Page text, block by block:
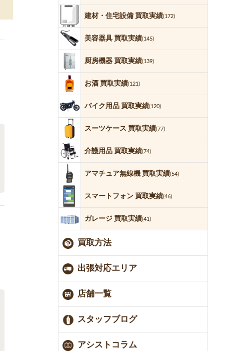
建材・住宅設備 買取実績(172)
美容器具 買取実績(145)
厨房機器 買取実績(139)
お酒 買取実績(121)
バイク用品 買取実績(120)
スーツケース 買取実績(77)
介護用品 買取実績(74)
アマチュア無線機 買取実績(54)
スマートフォン 買取実績(46)
ガレージ 買取実績(41)
買取方法
出張対応エリア
店舗一覧
スタッフブログ
アシストコラム